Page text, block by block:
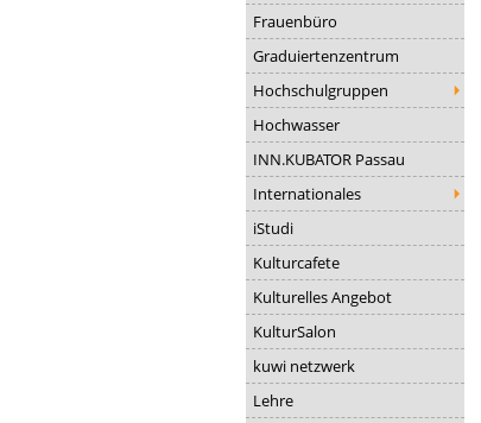
Frauenbüro
Graduiertenzentrum
Hochschulgruppen
Hochwasser
INN.KUBATOR Passau
Internationales
iStudi
Kulturcafete
Kulturelles Angebot
KulturSalon
kuwi netzwerk
Lehre